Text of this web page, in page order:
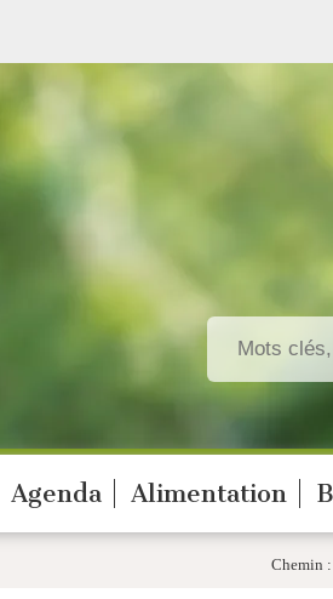
Agenda Alimentation
Chemin :